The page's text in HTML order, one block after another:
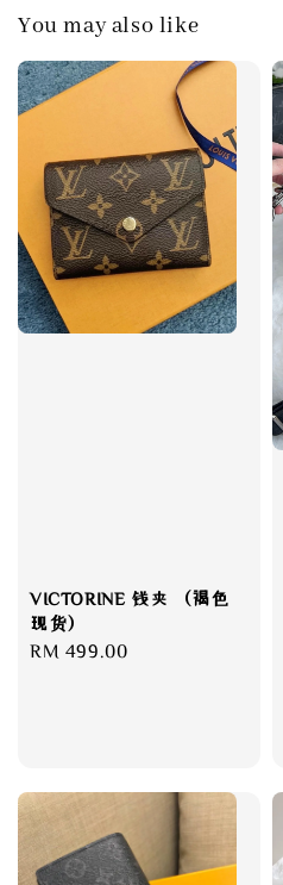
You may also like
VICTORINE 钱夹 （褐色
现货）
Regular
RM 499.00